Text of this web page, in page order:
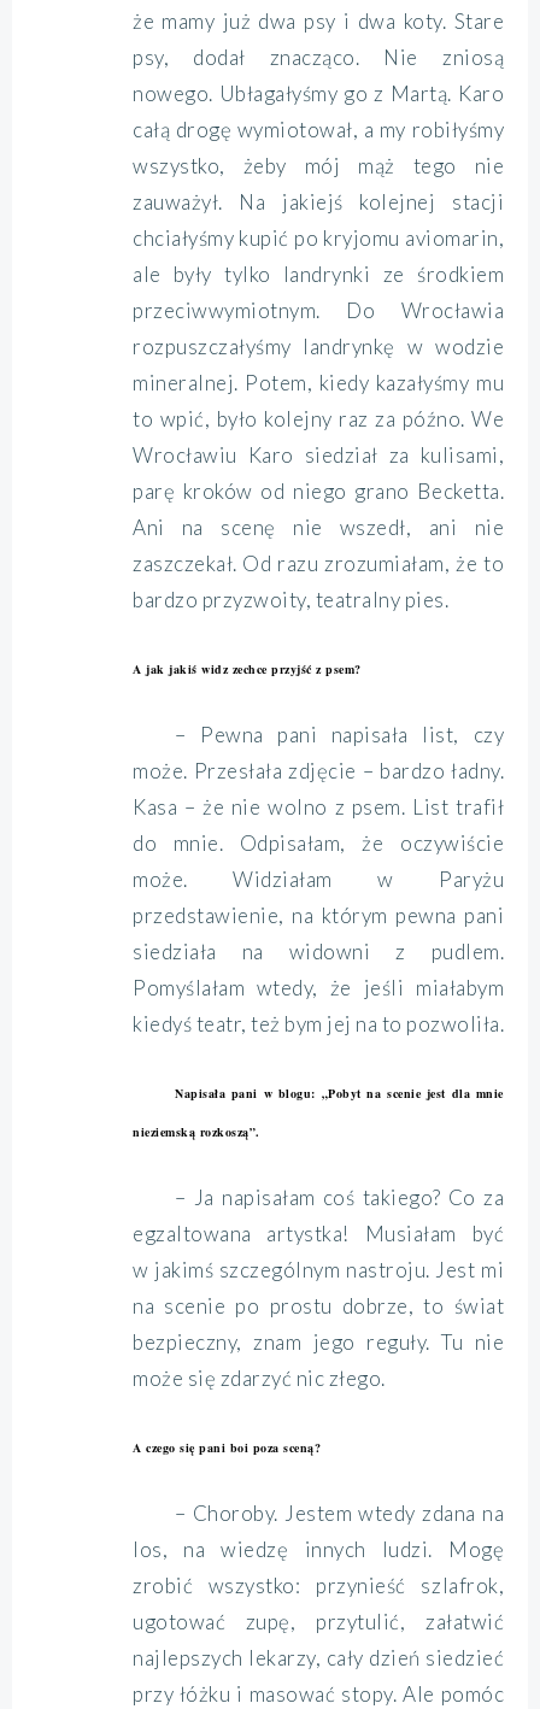
że mamy już dwa psy i dwa koty. Stare
psy, dodał znacząco. Nie zniosą
nowego. Ubłagałyśmy go z Martą. Karo
całą drogę wymiotował, a my robiłyśmy
wszystko, żeby mój mąż tego nie
zauważył. Na jakiejś kolejnej stacji
chciałyśmy kupić po kryjomu aviomarin,
ale były tylko landrynki ze środkiem
przeciwwymiotnym. Do Wrocławia
rozpuszczałyśmy landrynkę w wodzie
mineralnej. Potem, kiedy kazałyśmy mu
to wpić, było kolejny raz za późno. We
Wrocławiu Karo siedział za kulisami,
parę kroków od niego grano Becketta.
Ani na scenę nie wszedł, ani nie
zaszczekał. Od razu zrozumiałam, że to
bardzo przyzwoity, teatralny pies.
A jak jakiś widz zechce przyjść z psem?
– Pewna pani napisała list, czy
może. Przesłała zdjęcie – bardzo ładny.
Kasa – że nie wolno z psem. List trafił
do mnie. Odpisałam, że oczywiście
może. Widziałam w Paryżu
przedstawienie, na którym pewna pani
siedziała na widowni z pudlem.
Pomyślałam wtedy, że jeśli miałabym
kiedyś teatr, też bym jej na to pozwoliła.
Napisała pani w blogu: „Pobyt na scenie jest dla mnie
nieziemską rozkoszą”.
– Ja napisałam coś takiego? Co za
egzaltowana artystka! Musiałam być
w jakimś szczególnym nastroju. Jest mi
na scenie po prostu dobrze, to świat
bezpieczny, znam jego reguły. Tu nie
może się zdarzyć nic złego.
A czego się pani boi poza sceną?
– Choroby. Jestem wtedy zdana na
los, na wiedzę innych ludzi. Mogę
zrobić wszystko: przynieść szlafrok,
ugotować zupę, przytulić, załatwić
najlepszych lekarzy, cały dzień siedzieć
przy łóżku i masować stopy. Ale pomóc